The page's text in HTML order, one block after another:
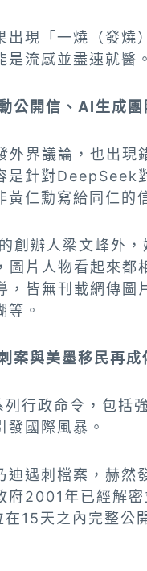
現「一燒（發燒
流感並盡速就醫。
公開信、AI生成團
界議論，也出現
是針對DeepSeek
仁勳寫給同仁的
辦人梁文峰外，
片人物看起來都
皆無刊載網傳圖
。
案與美墨移民再成
行政命令，包括
國際風暴。
遇刺檔案，赫然
府2001年已經解
15天之內完整公